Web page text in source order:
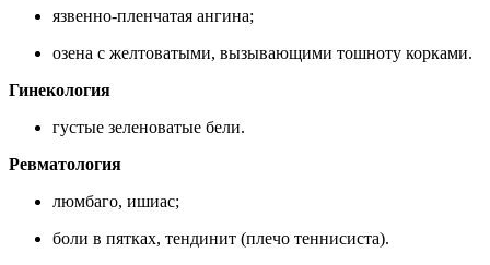
язвенно-пленчатая ангина;
озена с желтоватыми, вызывающими тошноту корками.
Гинекология
густые зеленоватые бели.
Ревматология
люмбаго, ишиас;
боли в пятках, тендинит (плечо теннисиста).